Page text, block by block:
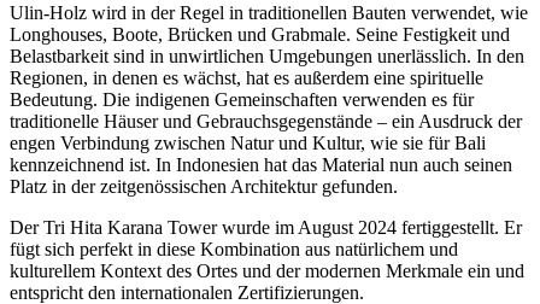
Ulin-Holz wird in der Regel in traditionellen Bauten verwendet, wie
Longhouses, Boote, Brücken und Grabmale. Seine Festigkeit und
Belastbarkeit sind in unwirtlichen Umgebungen unerlässlich. In den
Regionen, in denen es wächst, hat es außerdem eine spirituelle
Bedeutung. Die indigenen Gemeinschaften verwenden es für
traditionelle Häuser und Gebrauchsgegenstände – ein Ausdruck der
engen Verbindung zwischen Natur und Kultur, wie sie für Bali
kennzeichnend ist. In Indonesien hat das Material nun auch seinen
Platz in der zeitgenössischen Architektur gefunden.
Der Tri Hita Karana Tower wurde im August 2024 fertiggestellt. Er
fügt sich perfekt in diese Kombination aus natürlichem und
kulturellem Kontext des Ortes und der modernen Merkmale ein und
entspricht den internationalen Zertifizierungen.